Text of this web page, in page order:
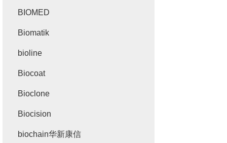
BIOMED
Biomatik
bioline
Biocoat
Bioclone
Biocision
biochain华新康信